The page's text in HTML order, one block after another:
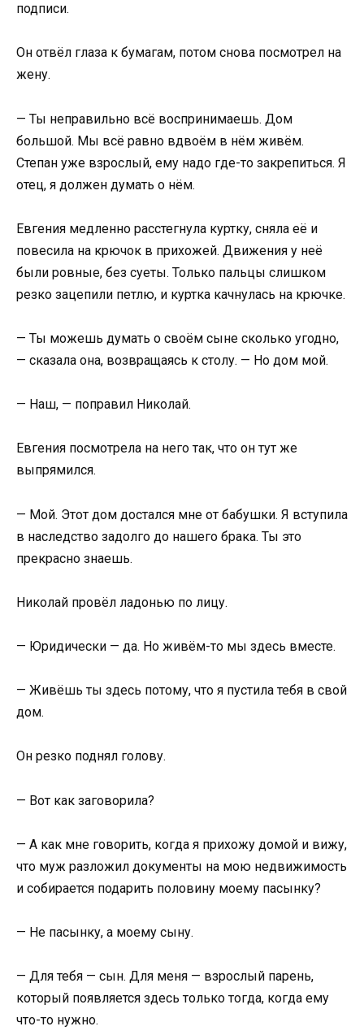
подписи.
Он отвёл глаза к бумагам, потом снова посмотрел на
жену.
— Ты неправильно всё воспринимаешь. Дом
большой. Мы всё равно вдвоём в нём живём.
Степан уже взрослый, ему надо где-то закрепиться. Я
отец, я должен думать о нём.
Евгения медленно расстегнула куртку, сняла её и
повесила на крючок в прихожей. Движения у неё
были ровные, без суеты. Только пальцы слишком
резко зацепили петлю, и куртка качнулась на крючке.
— Ты можешь думать о своём сыне сколько угодно,
— сказала она, возвращаясь к столу. — Но дом мой.
— Наш, — поправил Николай.
Евгения посмотрела на него так, что он тут же
выпрямился.
— Мой. Этот дом достался мне от бабушки. Я вступила
в наследство задолго до нашего брака. Ты это
прекрасно знаешь.
Николай провёл ладонью по лицу.
— Юридически — да. Но живём-то мы здесь вместе.
— Живёшь ты здесь потому, что я пустила тебя в свой
дом.
Он резко поднял голову.
— Вот как заговорила?
— А как мне говорить, когда я прихожу домой и вижу,
что муж разложил документы на мою недвижимость
и собирается подарить половину моему пасынку?
— Не пасынку, а моему сыну.
— Для тебя — сын. Для меня — взрослый парень,
который появляется здесь только тогда, когда ему
что-то нужно.